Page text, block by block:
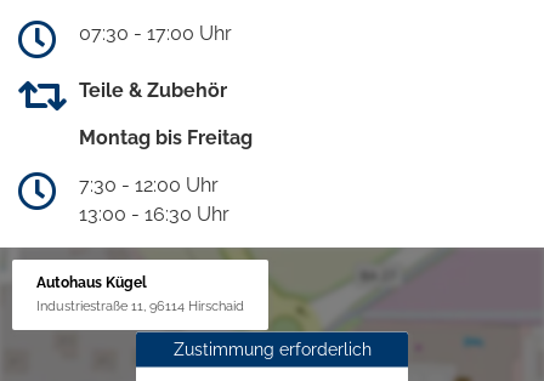
07:30 - 17:00 Uhr
Teile & Zubehör
Montag bis Freitag
7:30 - 12:00 Uhr
13:00 - 16:30 Uhr
Autohaus Kügel
Industriestraße 11, 96114 Hirschaid
Zustimmung erforderlich